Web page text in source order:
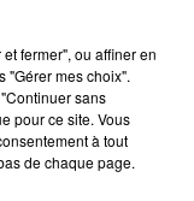
fermer", ou affiner en
"Gérer mes choix".
sans
pour ce site. Vous
à tout
de chaque page.